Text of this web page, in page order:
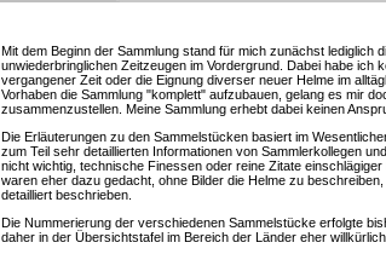
Mit dem Beginn der Sammlung stand für mich zunächst lediglich
unwiederbringlichen Zeitzeugen im Vordergrund. Dabei habe ich
vergangener Zeit oder die Eignung diverser neuer Helme im
Vorhaben die Sammlung "komplett" aufzubauen, gelang es mir
zusammenzustellen. Meine Sammlung erhebt dabei keinen
Die Erläuterungen zu den Sammelstücken basiert im
zum Teil sehr detaillierten Informationen von Sammlerkollegen
nicht wichtig, technische Finessen oder reine Zitate
waren eher dazu gedacht, ohne Bilder die Helme zu
detailliert beschrieben.
Die Nummerierung der verschiedenen Sammelstücke erfolgte
daher in der Übersichtstafel im Bereich der Länder eher willkürlich.